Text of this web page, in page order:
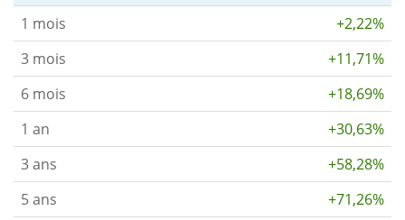
1 mois
+2,22%
3 mois
+11,71%
6 mois
+18,69%
1 an
+30,63%
3 ans
+58,28%
5 ans
+71,26%